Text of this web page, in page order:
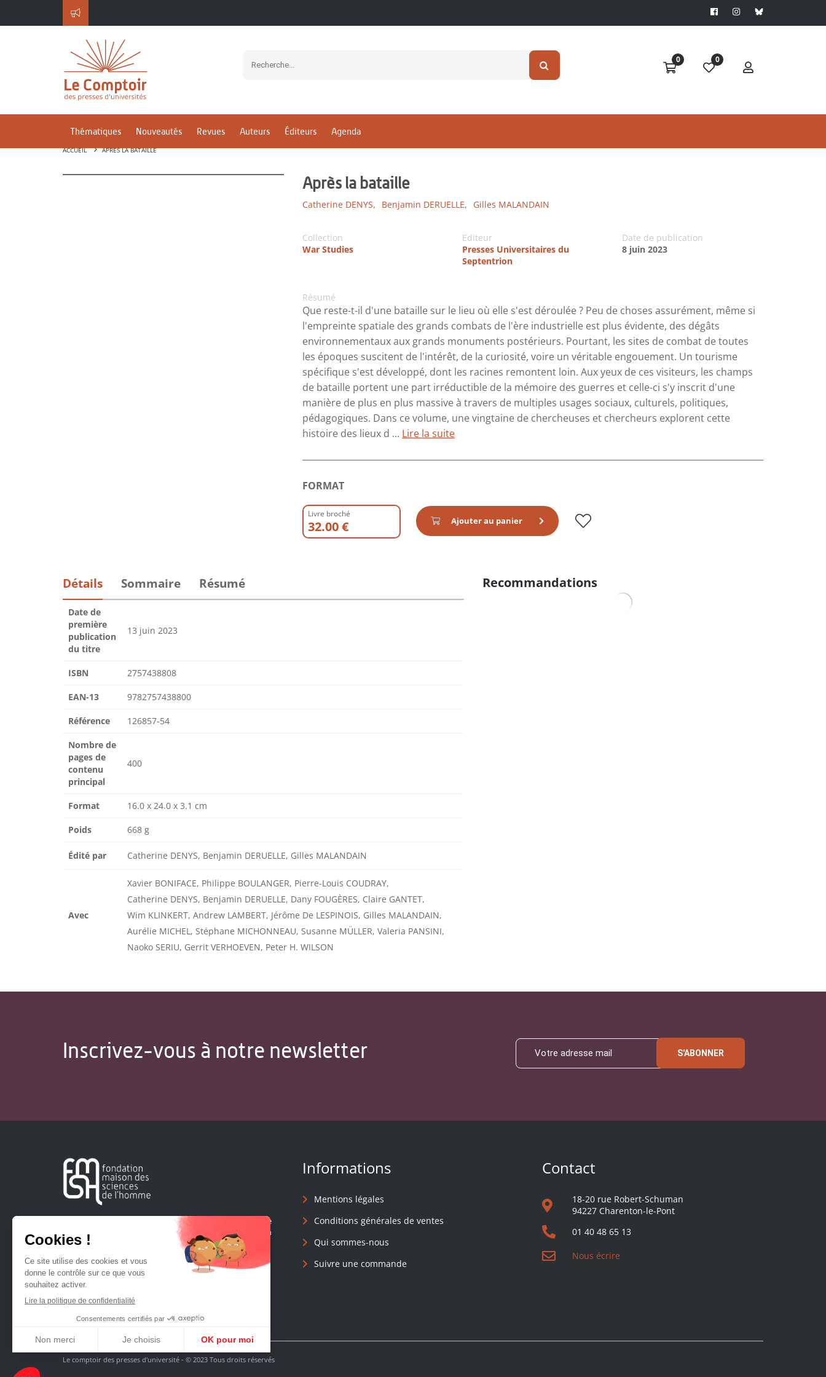
0 0
Thématiques Nouveautés Revues Auteurs Éditeurs Agenda
ACCUEIL APRÈS LA BATAILLE
Après la bataille
Catherine DENYS, Benjamin DERUELLE, Gilles MALANDAIN
Collection
War Studies
Editeur
Presses Universitaires du
Septentrion
Date de publication
8 juin 2023
Résumé
Que reste-t-il d'une bataille sur le lieu où elle s'est déroulée ? Peu de choses assurément, même si
l'empreinte spatiale des grands combats de l'ère industrielle est plus évidente, des dégâts
environnementaux aux grands monuments postérieurs. Pourtant, les sites de combat de toutes
les époques suscitent de l'intérêt, de la curiosité, voire un véritable engouement. Un tourisme
spécifique s'est développé, dont les racines remontent loin. Aux yeux de ces visiteurs, les champs
de bataille portent une part irréductible de la mémoire des guerres et celle-ci s'y inscrit d'une
manière de plus en plus massive à travers de multiples usages sociaux, culturels, politiques,
pédagogiques. Dans ce volume, une vingtaine de chercheuses et chercheurs explorent cette
histoire des lieux d ... Lire la suite
FORMAT
Livre broché
32.00 € Ajouter au panier
Détails Sommaire Résumé
Date de
première
publication
du titre
13 juin 2023
ISBN 2757438808
EAN-13 9782757438800
Référence 126857-54
Nombre de
pages de
contenu
principal
400
Format 16.0 x 24.0 x 3.1 cm
Poids 668 g
Édité par Catherine DENYS, Benjamin DERUELLE, Gilles MALANDAIN
Avec
Xavier BONIFACE, Philippe BOULANGER, Pierre-Louis COUDRAY,
Catherine DENYS, Benjamin DERUELLE, Dany FOUGÈRES, Claire GANTET,
Wim KLINKERT, Andrew LAMBERT, Jérôme De LESPINOIS, Gilles MALANDAIN,
Aurélie MICHEL, Stéphane MICHONNEAU, Susanne MÜLLER, Valeria PANSINI,
Naoko SERIU, Gerrit VERHOEVEN, Peter H. WILSON
Recommandations
Inscrivez-vous à notre newsletter S'ABONNER
Créée en 1963, la Fondation Maison Sciences de l'Homme
soutient la recherche et la diffusion des connaissances en
sciences humaines et sociales.
Informations
Mentions légales
Conditions générales de ventes
Qui sommes-nous
Suivre une commande
Contact
18-20 rue Robert-Schuman
94227 Charenton-le-Pont
01 40 48 65 13
Nous écrire
Le comptoir des presses d'université - © 2023 Tous droits réservés